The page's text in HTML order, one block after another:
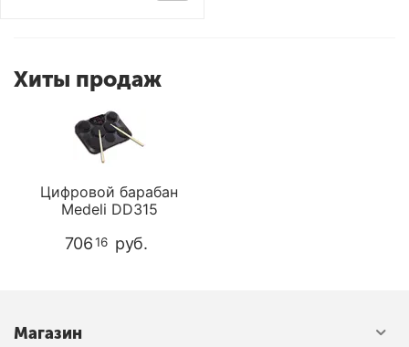
Хиты продаж
Цифровой барабан
Medeli DD315
706 16 руб.
Магазин